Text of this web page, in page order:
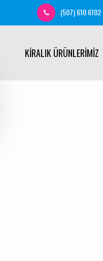
(507) 610 6102
KİRALIK ÜRÜNLERİMİZ